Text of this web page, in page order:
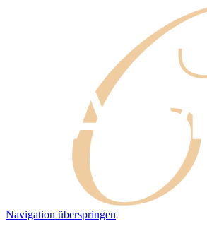
Navigation überspringen